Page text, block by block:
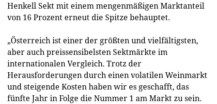
Henkell Sekt mit einem mengenmäßigen Marktanteil
von 16 Prozent erneut die Spitze behauptet.
„Österreich ist einer der größten und vielfältigsten,
aber auch preissensibelsten Sektmärkte im
internationalen Vergleich. Trotz der
Herausforderungen durch einen volatilen Weinmarkt
und steigende Kosten haben wir es geschafft, das
fünfte Jahr in Folge die Nummer 1 am Markt zu sein.